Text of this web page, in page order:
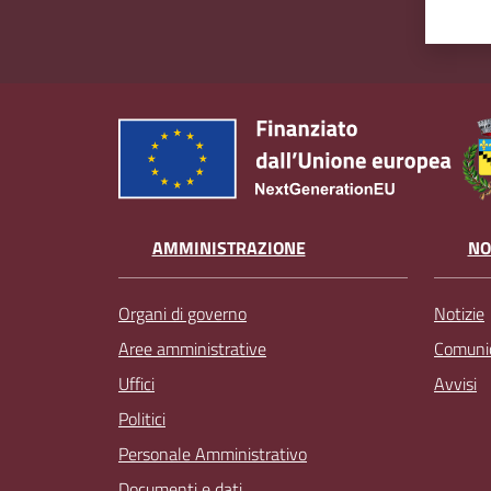
AMMINISTRAZIONE
Organi di governo
Aree amministrative
Uffici
Politici
Personale Amministrativo
Notizie
Avvisi